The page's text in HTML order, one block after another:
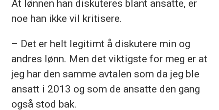
At lønnen han diskuteres blant ansatte, er
noe han ikke vil kritisere.
– Det er helt legitimt å diskutere min og
andres lønn. Men det viktigste for meg er at
jeg har den samme avtalen som da jeg ble
ansatt i 2013 og som de ansatte den gang
også stod bak.